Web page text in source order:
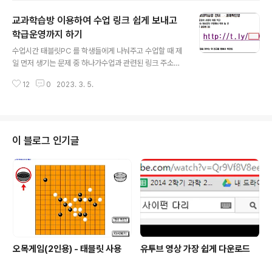
이 많다. 스마트기기(스마트폰이나 태블릿) 을 무선 실물화
상기 처럼 사용할 수 있다. 또 학생의 태블릿을 공유해서 화
면에 띄워 줄 수도 있다. 실제 수업시간에 활용하는 모습 ht
tps://youtu.be/35WHQ9NqzZw 1. 무선 디스플레이
설치 윈도우11에는 무선디스플레이가 기본으로 설치되어
있지 않다. 따라서 아래 방법으로 기능을 추가해야 한다. 추
교과학습방 이용하여 수업 링크 쉽게 보내고
학급운영까지 하기
수업시간 태블릿PC 를 학생들에게 나눠주고 수업할 때 제
일 먼저 생기는 문제 중 하나가수업과 관련된 링크 주소를
dsheets/d/1uQvhxsffjtW2wEm_qrO7hvDzL-2-F
할 수 있지만, 필자가 제일 좋아하는 방법은 구글스프레드
시트로 만든 교과 학습방을 이용하는 방법이다.학생들이
로그인 할 필요도 없고, 갑자기 생각나는 주소가 있으면 바
로 추가로 제시할 수도 있다.집에서도 필요하면 접속해서
추가 활동을 안내할 수도 있다.원래는 쌍방향 수업에..
12 0 2023. 3. 5.
이 블로그 인기글
오목게임(2인용) - 태블릿 사용
유투브 영상 가장 쉽게 다운로드